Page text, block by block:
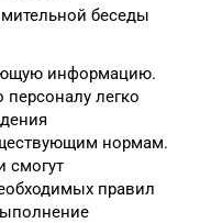
беседы
информацию.
легко
нормам.
смогут
правил